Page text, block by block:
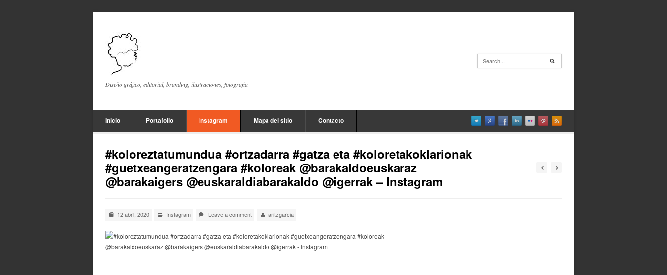
Diseño gráfico, editorial, branding, ilustraciones, fotografía
Inicio Portafolio Instagram Mapa del sitio Contacto
#koloreztatumundua #ortzadarra #gatza eta #koloretakoklarionak
#guetxeangeratzengara #koloreak @barakaldoeuskaraz
@barakaigers @euskaraldiabarakaldo @igerrak – Instagram
12 abril, 2020 Instagram Leave a comment aritzgarcia